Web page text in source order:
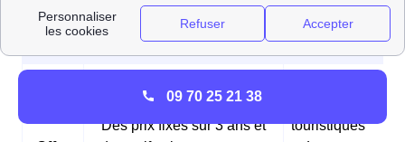
heures creuses du matin
professionnels
matinaux
Des prix fixes sur 3 ans et
touristiques
09 70 25 21 38